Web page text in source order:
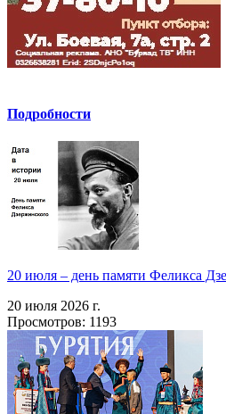
Подробности
20 июля – день памяти Феликса
20 июля 2026 г.
Просмотров: 1193